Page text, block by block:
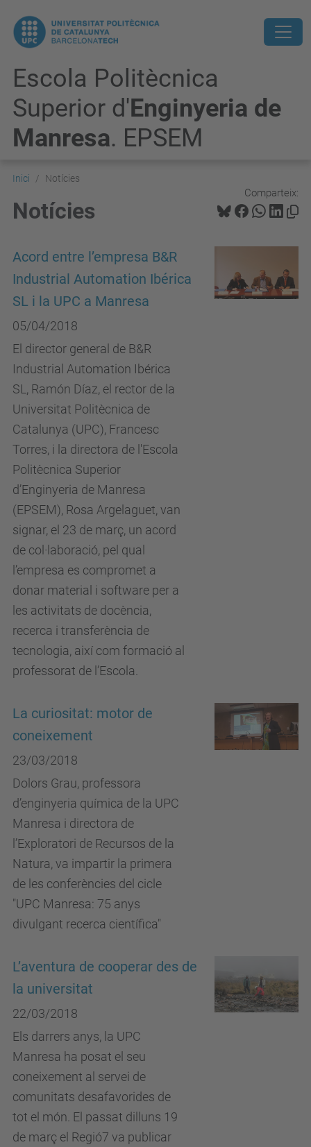
Escola Politècnica
Superior d'Enginyeria de
Manresa. EPSEM
Inici Notícies
Comparteix:
Notícies
Acord entre l’empresa B&R
Industrial Automation Ibérica
SL i la UPC a Manresa
05/04/2018
El director general de B&R
Industrial Automation Ibérica
SL, Ramón Díaz, el rector de la
Universitat Politècnica de
Catalunya (UPC), Francesc
Torres, i la directora de l'Escola
Politècnica Superior
d’Enginyeria de Manresa
(EPSEM), Rosa Argelaguet, van
signar, el 23 de març, un acord
de col·laboració, pel qual
l’empresa es compromet a
donar material i software per a
les activitats de docència,
recerca i transferència de
tecnologia, així com formació al
professorat de l’Escola.
La curiositat: motor de
coneixement
23/03/2018
Dolors Grau, professora
d’enginyeria química de la UPC
Manresa i directora de
l’Exploratori de Recursos de la
Natura, va impartir la primera
de les conferències del cicle
"UPC Manresa: 75 anys
divulgant recerca científica"
L’aventura de cooperar des de
la universitat
22/03/2018
Els darrers anys, la UPC
Manresa ha posat el seu
coneixement al servei de
comunitats desafavorides de
tot el món. El passat dilluns 19
de març el Regió7 va publicar